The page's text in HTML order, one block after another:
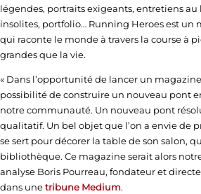
légendes, portraits exigeants, entretiens au
insolites, portfolio… Running Heroes est un
qui raconte le monde à travers la course à
grandes que la vie.
« Dans l’opportunité de lancer un
possibilité de construire un nouveau pont
notre communauté. Un nouveau pont
qualitatif. Un bel objet que l’on a envie de
se sert pour décorer la table de son salon,
bibliothèque. Ce magazine serait alors
analyse Boris Pourreau, fondateur et
dans unetribune Medium.